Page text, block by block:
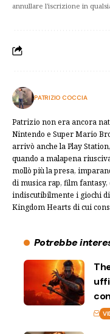
annullare l'iscrizione in
PATRIZIO COCCIA
Patrizio non era ancora
Nintendo e Super Mario
arrivò anche la Play
quando a malapena
mollò più la presa,
di musica rap, film fantasy,
indiscutibilmente i giochi
Kingdom Hearts di cui
Potrebbe